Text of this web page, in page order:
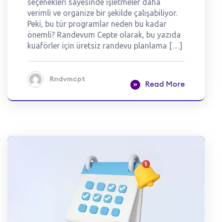
seçenekleri sayesinde işletmeler daha
verimli ve organize bir şekilde çalışabiliyor.
Peki, bu tür programlar neden bu kadar
önemli? Randevum Cepte olarak, bu yazıda
kuaförler için üretsiz randevu planlama […]
Rndvmcpt
Read More